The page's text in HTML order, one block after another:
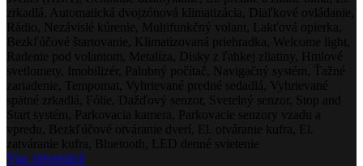
zrkadlá, Automatická dvojzónová klimatizácia, Diaľkové ovládanie,
Rádio, Nezávislé kúrenie, Multifunkčný volant, Lakťová opierka,
Bezkľúčové štartovanie, Klimatizovaná priehradka, Welcome light,
Radenie pod volantom, Metalíza, Disky z ľahkej zliatiny, Hmlové
svetlomety, Imobilizér, Palubný počítač, Navigačný systém, Ťažné
zariadenie, Tempomat, Vyhrievané predné sedadlá, Vyhrievané
spätné zrkadlá, Fólie, Dažďový senzor, Svetelný senzor, Stop and
Start systém, Parkovacia kamera, Parkovacie senzory vzadu a
vpredu, Bezkľúčové otváranie dverí, El. otváranie kufra, El.
zatváranie kufra, Bluetooth, LED denné svietenie
Viac informácií